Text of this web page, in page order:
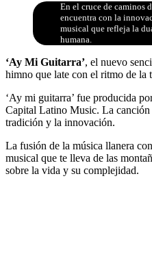
En el cruce de caminos
encuentra con la
musical que refleja la
humana.
‘Ay Mi Guitarra’, el nuevo
himno que late con el ritmo de la
‘Ay mi guitarra’ fue producida
Capital Latino Music. La canción
tradición y la innovación.
La fusión de la música llanera
musical que te lleva de las
sobre la vida y su complejidad.